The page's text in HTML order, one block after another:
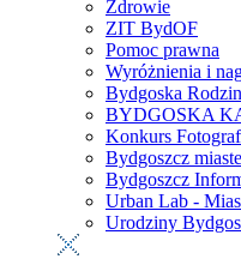
Zdrowie
ZIT BydOF
Pomoc prawna
Wyróżnienia i
Bydgoska
BYDGOSKA
Konkurs
Bydgoszcz
Bydgoszcz
Urban Lab -
Urodziny